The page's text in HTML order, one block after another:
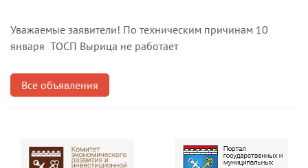
Уважаемые заявители! По техническим причинам 10
января ТОСП Вырица не работает
Все объявления